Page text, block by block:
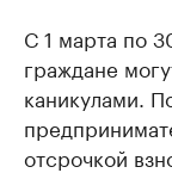
С 1 марта по
граждане
каникулами.
отсрочкой